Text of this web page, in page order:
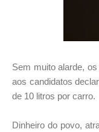
Sem muito alarde,
aos candidatos
de 10 litros por carro.
Dinheiro do povo,